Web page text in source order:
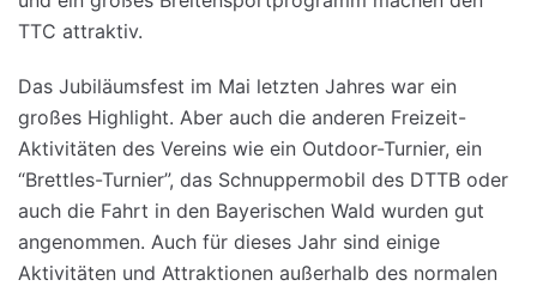
TTC attraktiv.
Das Jubiläumsfest im Mai letzten Jahres war ein
großes Highlight. Aber auch die anderen Freizeit-
Aktivitäten des Vereins wie ein Outdoor-Turnier, ein
“Brettles-Turnier”, das Schnuppermobil des DTTB oder
auch die Fahrt in den Bayerischen Wald wurden gut
angenommen. Auch für dieses Jahr sind einige
Aktivitäten und Attraktionen außerhalb des normalen